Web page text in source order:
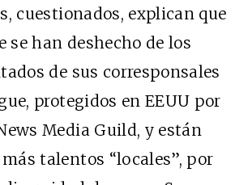
cuestionados, explican que
se han deshecho de los
de sus corresponsales
protegidos en EEUU por
Media Guild, y están
talentos “locales”, por